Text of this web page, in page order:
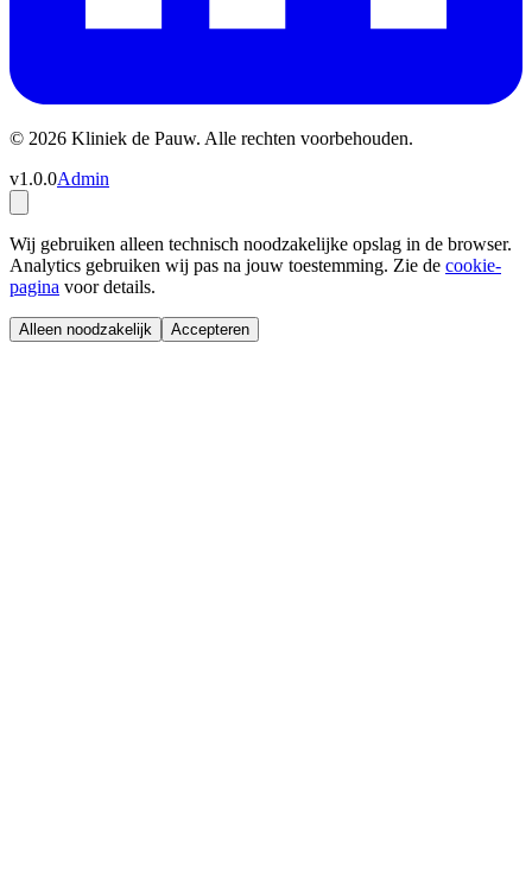
© 2026 Kliniek de Pauw. Alle rechten voorbehouden.
v1.0.0Admin
Wij gebruiken alleen technisch noodzakelijke opslag in de browser.
Analytics gebruiken wij pas na jouw toestemming. Zie de cookie-
pagina voor details.
Alleen noodzakelijk Accepteren